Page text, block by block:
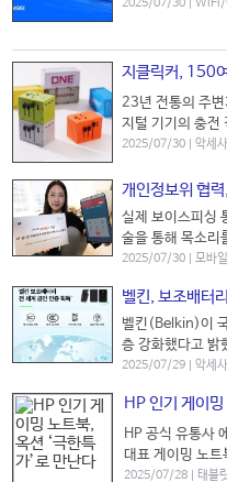
2025/07/30 | WiFi/
지클릭커, 150
23년 전통의 주
지털 기기의 충전
2025/07/30 | 악세
개인정보위 협
실제 보이스피싱
술을 통해 목소리
2025/07/30 | 모바
벨킨, 보조배터
벨킨(Belkin)이
층 강화했다고 밝
2025/07/29 | 악세
HP 인기 게이
HP 공식 유통사
대표 게이밍 노
2025/07/28 | 태블